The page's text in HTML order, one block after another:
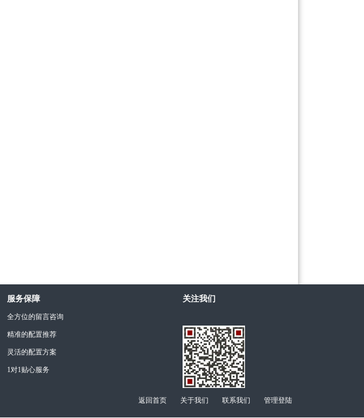
服务保障
全方位的留言咨询
精准的配置推荐
灵活的配置方案
1对1贴心服务
关注我们
返回首页 关于我们 联系我们 管理登陆